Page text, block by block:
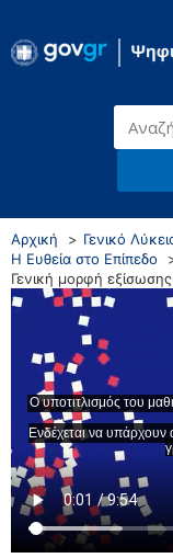
Αρχική Γενικό
Η Ευθεία στο Επίπεδο
Γενική μορφή εξίσωσης